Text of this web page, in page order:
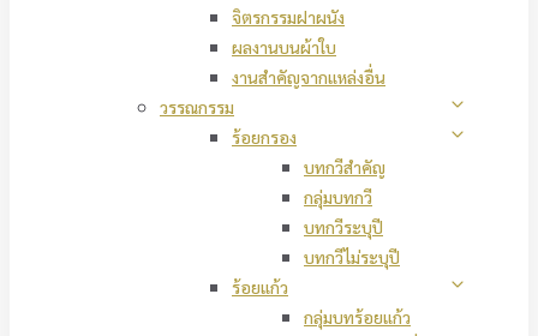
จิตรกรรมฝาผนัง
ผลงานบนผ้าใบ
งานสำคัญจากแหล่งอื่น
วรรณกรรม
ร้อยกรอง
บทกวีสำคัญ
กลุ่มบทกวี
บทกวีระบุปี
บทกวีไม่ระบุปี
ร้อยแก้ว
กลุ่มบทร้อยแก้ว